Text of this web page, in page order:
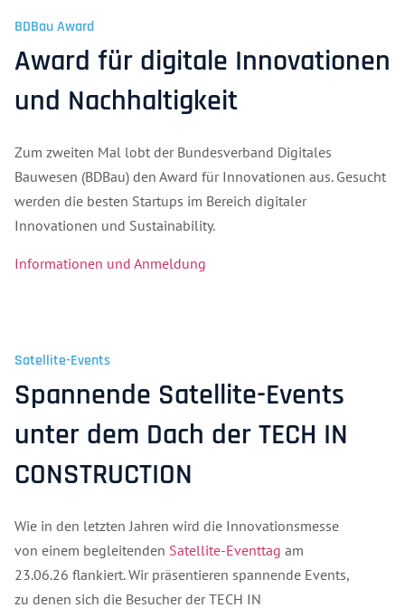
BDBau Award
Award für digitale Innovationen
und Nachhaltigkeit
Zum zweiten Mal lobt der Bundesverband Digitales
Bauwesen (BDBau) den Award für Innovationen aus. Gesucht
werden die besten Startups im Bereich digitaler
Innovationen und Sustainability.
Informationen und Anmeldung
Satellite-Events
Spannende Satellite-Events
unter dem Dach der TECH IN
CONSTRUCTION
Wie in den letzten Jahren wird die Innovationsmesse
von einem begleitenden Satellite-Eventtag am
23.06.26 flankiert. Wir präsentieren spannende Events,
zu denen sich die Besucher der TECH IN